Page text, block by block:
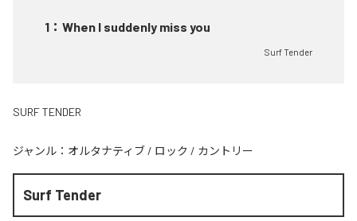
1 ： When I suddenly miss you
Surf Tender
SURF TENDER
ジャンル： オルタナティブ / ロック / カントリー
Surf Tender